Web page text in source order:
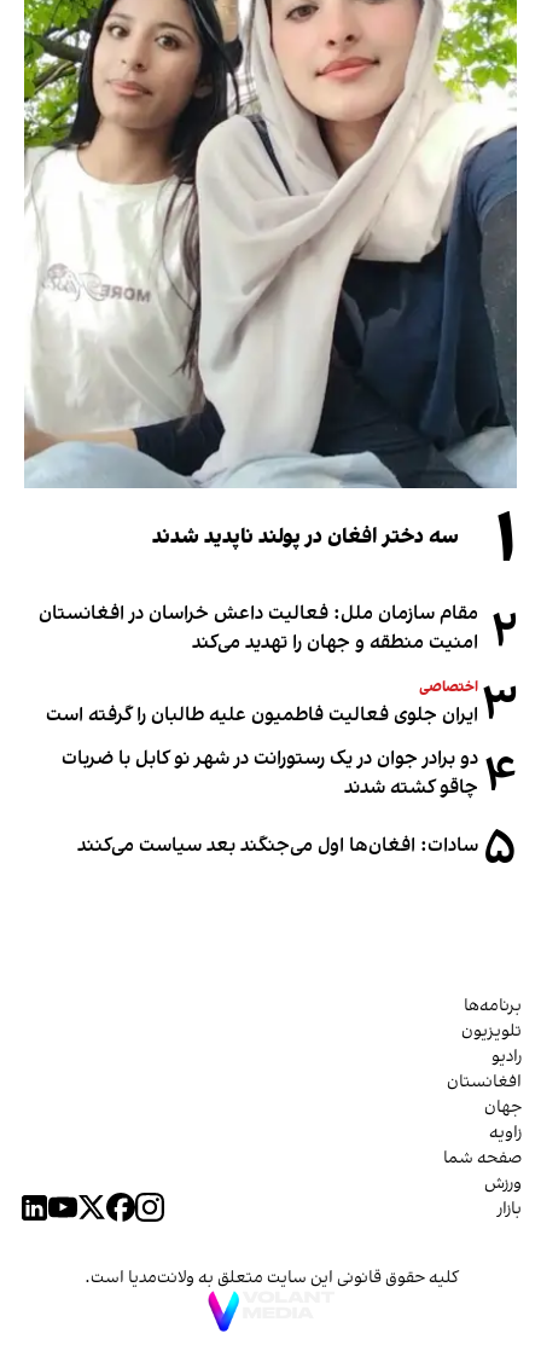
۱ سه دختر افغان در پولند ناپدید شدند
۲ مقام سازمان ملل: فعالیت داعش خراسان در افغانستان
امنیت منطقه و جهان را تهدید می‌کند
۳ اختصاصی
ایران جلوی فعالیت فاطمیون علیه طالبان را گرفته است
۴ دو برادر جوان در یک رستورانت در شهر نو کابل با ضربات
چاقو کشته شدند
۵ سادات: افغان‌ها اول می‌جنگند بعد سیاست می‌کنند
برنامه‌ها
تلویزیون
رادیو
افغانستان
جهان
زاویه
صفحه شما
ورزش
بازار
کلیه حقوق قانونی این سایت متعلق به ولانت‌مدیا است.